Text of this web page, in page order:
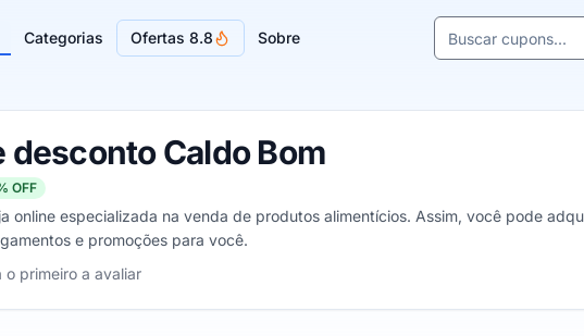
Categorias Ofertas 8.8 Sobre
Buscar cupons e
desconto Caldo Bom
OFF
online especializada na venda de produtos alimentícios. Assim, você pode
e promoções para você.
de 1 a 5 estrelas
o primeiro a avaliar